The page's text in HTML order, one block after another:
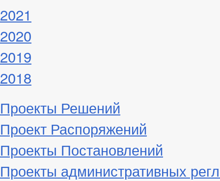
2021
2020
2019
2018
Проекты Решений
Проект Распоряжений
Проекты Постановлений
Проекты административных